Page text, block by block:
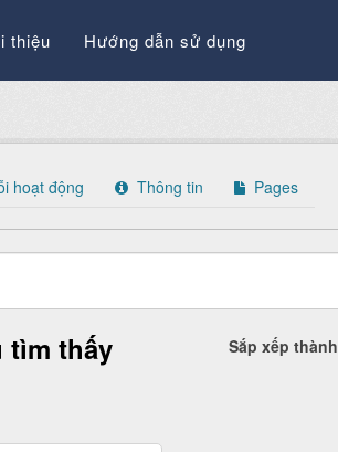
thiệu Hướng dẫn sử dụng
hoạt động Thông tin Pages
Sắp xếp thành
tìm thấy